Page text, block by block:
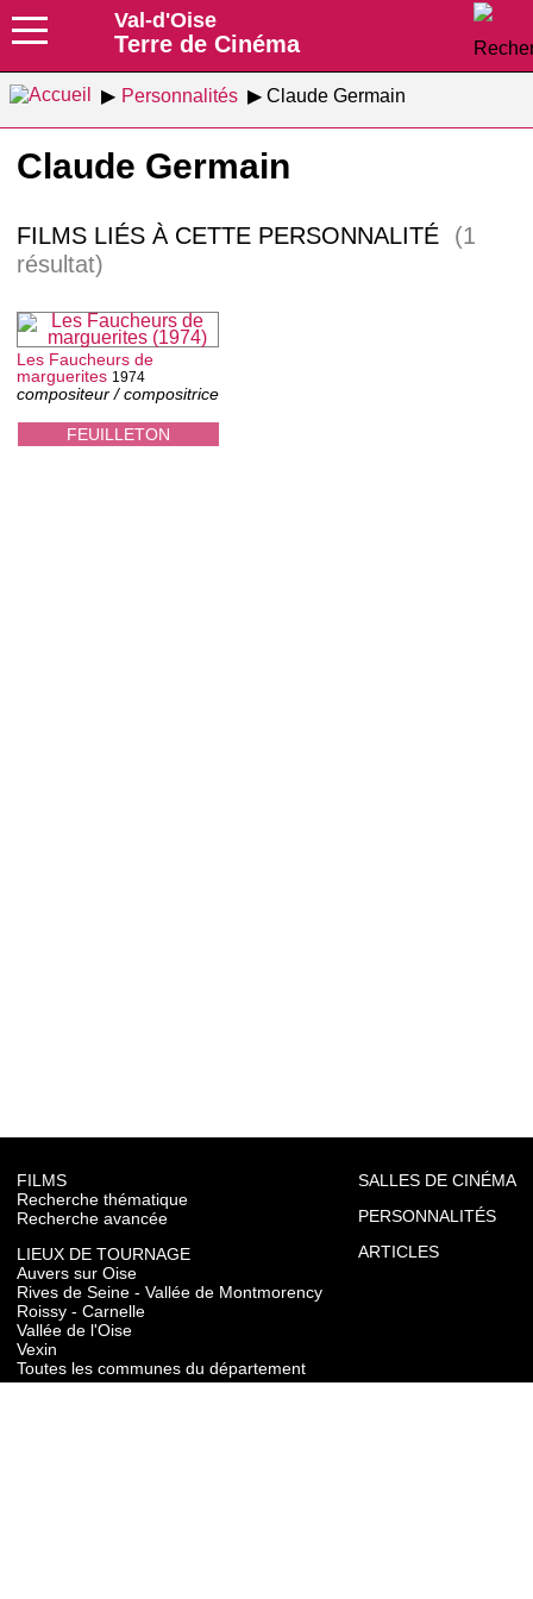
Val-d'Oise
Terre de Cinéma
Personnalités Claude Germain
Claude Germain
FILMS LIÉS À CETTE PERSONNALITÉ
(1
résultat)
FEUILLETON
Les Faucheurs de
marguerites 1974
compositeur / compositrice
FILMS
Recherche thématique
Recherche avancée
LIEUX DE TOURNAGE
Auvers sur Oise
Rives de Seine - Vallée de Montmorency
Roissy - Carnelle
Vallée de l'Oise
Vexin
Toutes les communes du département
SALLES DE CINÉMA
PERSONNALITÉS
ARTICLES